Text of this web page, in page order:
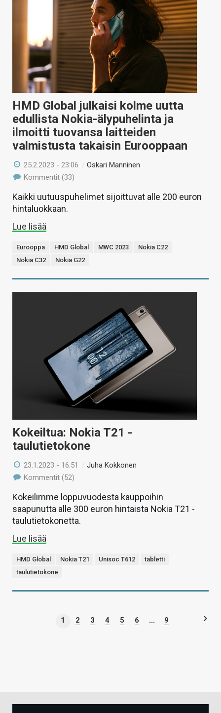
HMD Global julkaisi kolme uutta
edullista Nokia-älypuhelinta ja
ilmoitti tuovansa laitteiden
valmistusta takaisin Eurooppaan
25.2.2023 - 23:06 /Oskari Manninen
Kommentit (33)
Kaikki uutuuspuhelimet sijoittuvat alle 200 euron
hintaluokkaan.
Lue lisää
Eurooppa HMD Global MWC 2023
Nokia C22
Nokia C32
Nokia G22
Kokeiltua: Nokia T21 -
taulutietokone
23.1.2023 - 16:51 /Juha Kokkonen
Kommentit (52)
Kokeilimme loppuvuodesta kauppoihin
saapunutta alle 300 euron hintaista Nokia T21 -
taulutietokonetta.
Lue lisää
HMD Global Nokia T21 Unisoc T612
tabletti
taulutietokone
1 2 3 4 5 6 ... 9